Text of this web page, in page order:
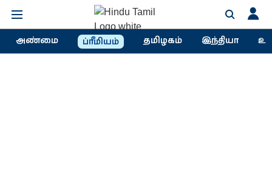
அண்மை ப்ரீமியம் தமிழகம் இந்தியா